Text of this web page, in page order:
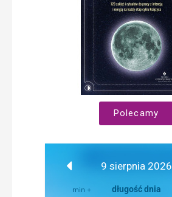
Polecamy
9 sierpnia 2026
min +
długość dnia